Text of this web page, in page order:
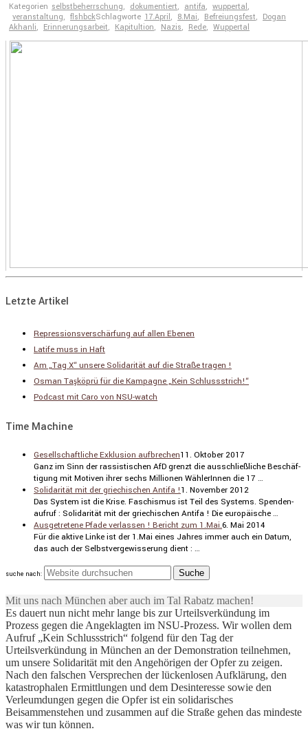
Kategorien selbstbeherrschung, dokumentiert, antifa, wuppertal,
veranstaltung, flshbckSchlagworte 17.April, 8.Mai, Befreiungsfest, Dogan
Akhanli, Erinnerungsarbeit, Kapitultion, Nazis, Rede, Wuppertal
Letzte Artikel
Repressionsverschärfung auf allen Ebenen
Latife muss in Haft
Am „Tag X“ unsere Solidarität auf die Straße tragen !
Osman Taşköprü für die Kampagne „Kein Schlussstrich!“
Podcast mit Caro von NSU-watch
Time Machine
Gesellschaftliche Exklusion aufbrechen11. Oktober 2017
Ganz im Sinn der rassis­ti­schen AfD grenzt die ausschließ­liche Beschäf­
ti­gung mit Motiven ihrer sechs Millionen Wähle­rInnen die 17 …
Solidarität mit der griechischen Antifa !1. November 2012
Das System ist die Krise. Faschismus ist Teil des Systems. Spenden­
aufruf : Solida­rität mit der griechi­schen Antifa ! Die europäi­sche …
Ausgetretene Pfade verlassen ! Bericht zum 1.Mai.6. Mai 2014
Für die aktive Linke ist der 1.Mai eines Jahres immer auch ein Datum,
das auch der Selbst­ver­ge­wis­se­rung dient : …
suche nach:
Mit uns nach München aber auch im Tal Rabatz machen!
Es dauert nun nicht mehr lange bis zur Urteilsverkündung im
Prozess gegen die Angeklagten im NSU-Prozess. Wir wollen dem
Aufruf „Kein Schlussstrich“ folgend für den Tag der
Urteilsverkündung in München an der Demonstration teilnehmen,
um unsere Solidarität mit den Angehörigen der Opfer zu zeigen.
Nach den falschen Versprechen der lückenlosen Aufklärung, den
katastrophalen Ermittlungen und dem Desinteresse sowie den
Verleumdungen gegen die Opfer ist ein solidarisches
Beisammenstehen und zusammen auf die Straße gehen das mindeste
was wir tun können.